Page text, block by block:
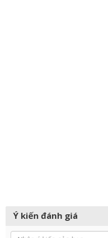
Ý kiến đánh giá